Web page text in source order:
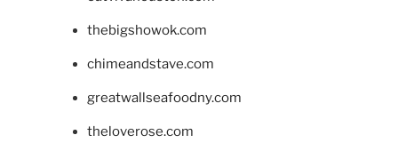
thebigshowok.com
chimeandstave.com
greatwallseafoodny.com
theloverose.com